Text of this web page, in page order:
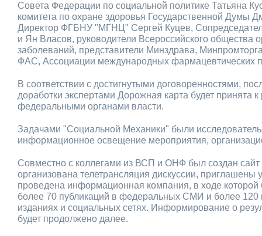
Совета Федерации по социальной политике Татьяна
комитета по охране здоровья Государственной Думы
Директор ФГБНУ "МГНЦ" Сергей Куцев,
и Ян Власов, руководители Всероссийского общества
заболеваний, представители Минздрава,
ФАС, Ассоциации международных фармацевтических
В соответствии с достигнутыми договоренностями,
доработки экспертами Дорожная карта будет принята
федеральными органами власти.
Задачами "Социальной Механики" были
информационное освещение мероприятия,
Совместно с коллегами из ВСП и ОНФ был создан сайт
организована телетрансляция дискуссии, приглашены
проведена информационная компания, в ходе
более 70 публикаций в федеральных СМИ и более 120
изданиях и социальных сетях. Информирование о
будет продолжено далее.